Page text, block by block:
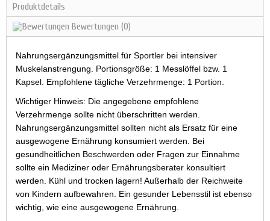
Produktdetails
Bewertungen (0)
Nahrungsergänzungsmittel für Sportler bei intensiver
Muskelanstrengung. Portionsgröße: 1 Messlöffel bzw. 1
Kapsel. Empfohlene tägliche Verzehrmenge: 1 Portion.
Wichtiger Hinweis: Die angegebene empfohlene
Verzehrmenge sollte nicht überschritten werden.
Nahrungsergänzungsmittel sollten nicht als Ersatz für eine
ausgewogene Ernährung konsumiert werden. Bei
gesundheitlichen Beschwerden oder Fragen zur Einnahme
sollte ein Mediziner oder Ernährungsberater konsultiert
werden. Kühl und trocken lagern! Außerhalb der Reichweite
von Kindern aufbewahren. Ein gesunder Lebensstil ist ebenso
wichtig, wie eine ausgewogene Ernährung.